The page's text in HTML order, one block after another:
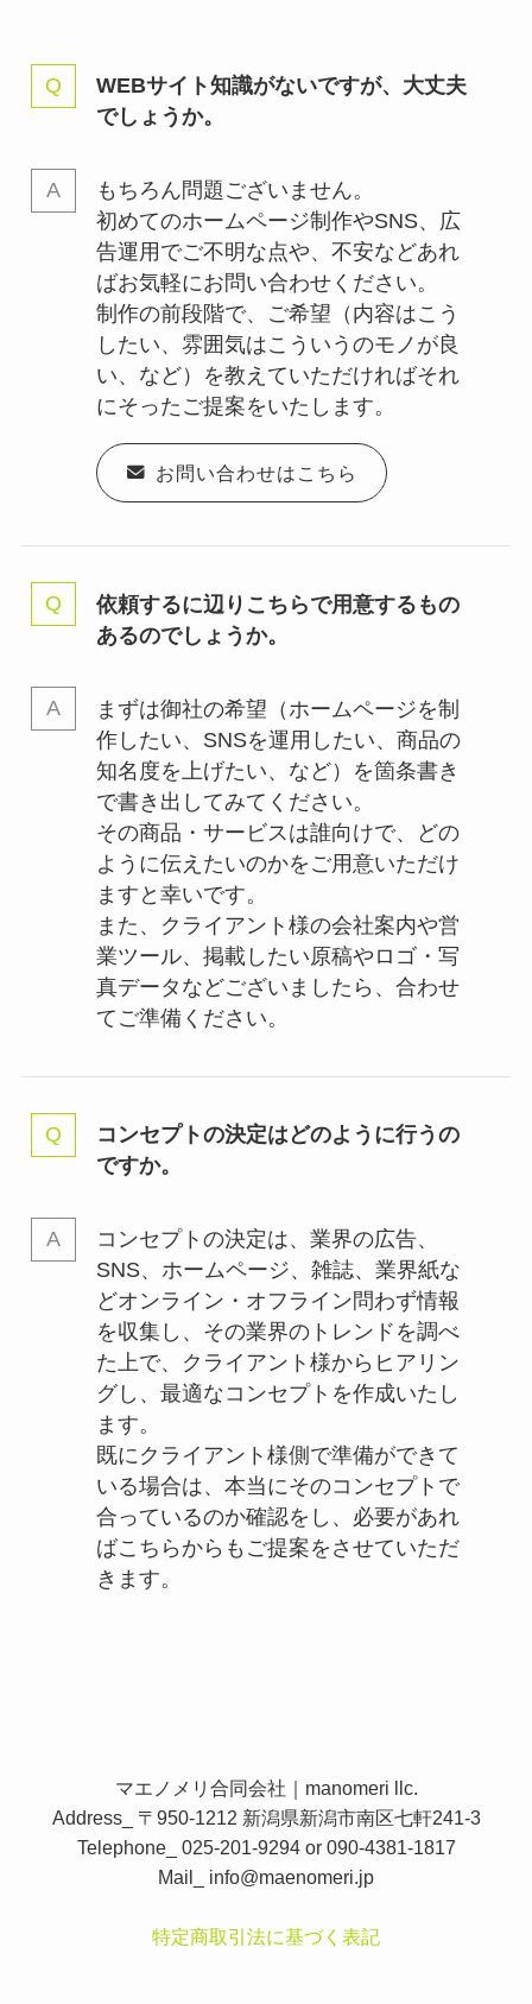
WEBサイト知識がないですが、大丈夫
でしょうか。
もちろん問題ございません。
初めてのホームページ制作やSNS、広
告運用でご不明な点や、不安などあれ
ばお気軽にお問い合わせください。
制作の前段階で、ご希望（内容はこう
したい、雰囲気はこういうのモノが良
い、など）を教えていただければそれ
にそったご提案をいたします。
お問い合わせはこちら
依頼するに辺りこちらで用意するもの
あるのでしょうか。
まずは御社の希望（ホームページを制
作したい、SNSを運用したい、商品の
知名度を上げたい、など）を箇条書き
で書き出してみてください。
その商品・サービスは誰向けで、どの
ように伝えたいのかをご用意いただけ
ますと幸いです。
また、クライアント様の会社案内や営
業ツール、掲載したい原稿やロゴ・写
真データなどございましたら、合わせ
てご準備ください。
コンセプトの決定はどのように行うの
ですか。
コンセプトの決定は、業界の広告、
SNS、ホームページ、雑誌、業界紙な
どオンライン・オフライン問わず情報
を収集し、その業界のトレンドを調べ
た上で、クライアント様からヒアリン
グし、最適なコンセプトを作成いたし
ます。
既にクライアント様側で準備ができて
いる場合は、本当にそのコンセプトで
合っているのか確認をし、必要があれ
ばこちらからもご提案をさせていただ
きます。
マエノメリ合同会社｜manomeri llc.
Address_ 〒950-1212 新潟県新潟市南区七軒241-3
Telephone_ 025-201-9294 or 090-4381-1817
Mail_ info@maenomeri.jp
特定商取引法に基づく表記